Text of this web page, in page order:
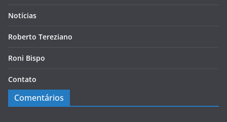
Notícias
Roberto Tereziano
Roni Bispo
Contato
Comentários